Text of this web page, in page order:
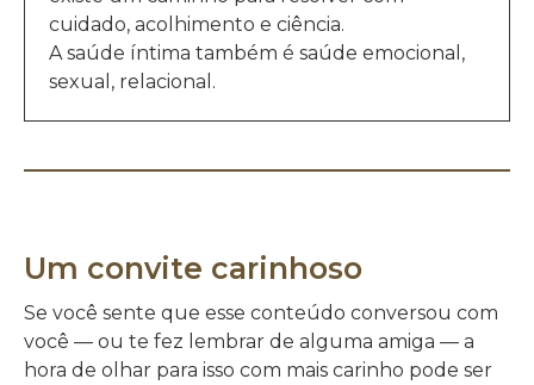
cuidado, acolhimento e ciência.
A saúde íntima também é saúde emocional,
sexual, relacional.
Um convite carinhoso
Se você sente que esse conteúdo conversou com
você — ou te fez lembrar de alguma amiga — a
hora de olhar para isso com mais carinho pode ser